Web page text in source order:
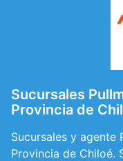
Sucursales
Provincia de
Sucursales y agente
Provincia de Chiloé.